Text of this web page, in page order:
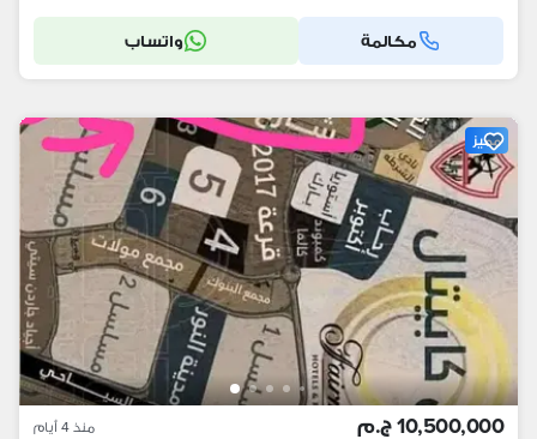
مكالمة واتساب
مميز
10,500,000 ج.م منذ 4 أيام